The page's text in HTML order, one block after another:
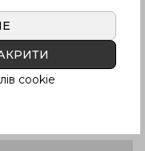
cookie